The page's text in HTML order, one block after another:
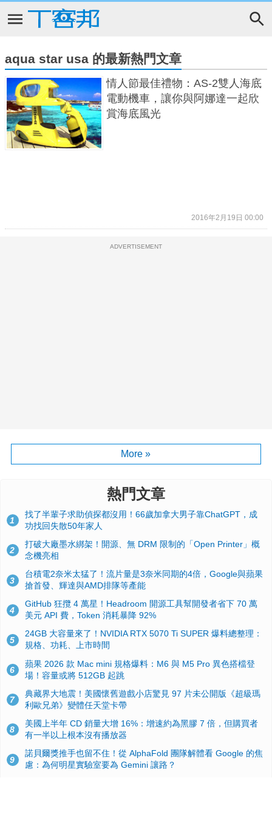
aqua star usa 的最新熱門文章
情人節最佳禮物：AS-2雙人海底
電動機車，讓你與阿娜達一起欣
賞海底風光
2016年2月19日 00:00
ADVERTISEMENT
More »
熱門文章
1
找了半輩子求助偵探都沒用！66歲加拿大男子靠ChatGPT，成
功找回失散50年家人
2
打破大廠墨水綁架！開源、無 DRM 限制的「Open Printer」概
念機亮相
3
台積電2奈米太猛了！流片量是3奈米同期的4倍，Google與蘋果
搶首發、輝達與AMD排隊等產能
4
GitHub 狂攬 4 萬星！Headroom 開源工具幫開發者省下 70 萬
美元 API 費，Token 消耗暴降 92%
5
24GB 大容量來了！NVIDIA RTX 5070 Ti SUPER 爆料總整理：
規格、功耗、上市時間
6
蘋果 2026 款 Mac mini 規格爆料：M6 與 M5 Pro 異色搭檔登
場！容量或將 512GB 起跳
7
典藏界大地震！美國懷舊遊戲小店驚見 97 片未公開版《超級瑪
利歐兄弟》變體任天堂卡帶
8
美國上半年 CD 銷量大增 16%：增速約為黑膠 7 倍，但購買者
有一半以上根本沒有播放器
9
諾貝爾獎推手也留不住！從 AlphaFold 團隊解體看 Google 的焦
慮：為何明星實驗室要為 Gemini 讓路？